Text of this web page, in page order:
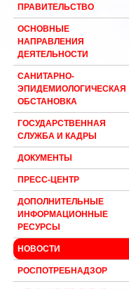
ПРАВИТЕЛЬСТВО
ОСНОВНЫЕ
НАПРАВЛЕНИЯ
ДЕЯТЕЛЬНОСТИ
САНИТАРНО-
ЭПИДЕМИОЛОГИЧЕСКАЯ
ОБСТАНОВКА
ГОСУДАРСТВЕННАЯ
СЛУЖБА И КАДРЫ
ДОКУМЕНТЫ
ПРЕСС-ЦЕНТР
ДОПОЛНИТЕЛЬНЫЕ
ИНФОРМАЦИОННЫЕ
РЕСУРСЫ
НОВОСТИ
РОСПОТРЕБНАДЗОР